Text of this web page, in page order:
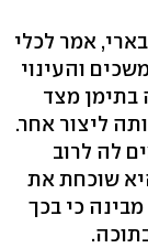
אמר לכלי
והעינוי
בתימן מצד
ליצור אחר.
לה לרוב
שוכחת את
כי בכך